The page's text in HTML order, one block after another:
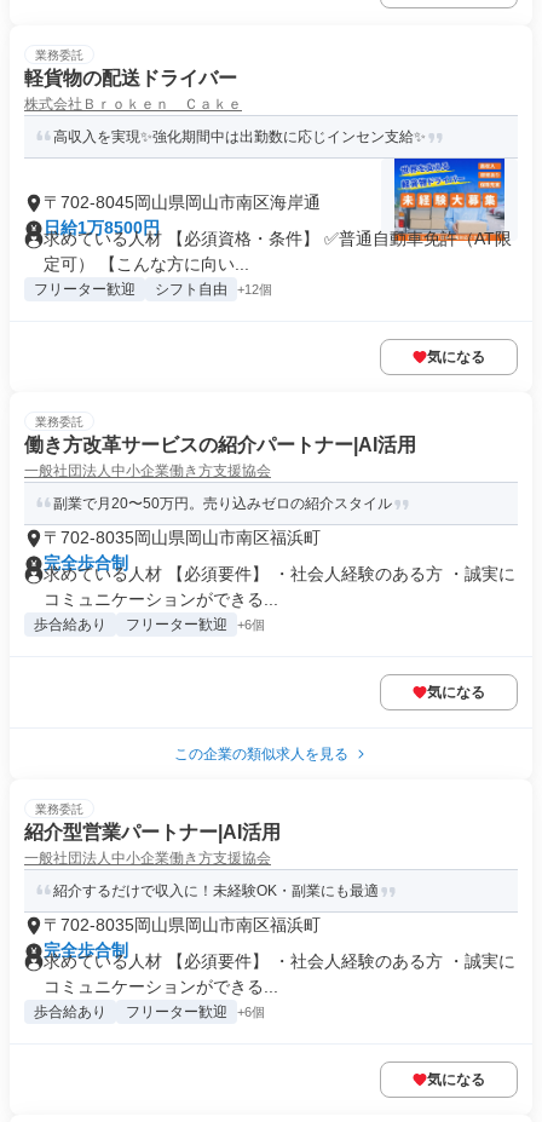
業務委託
軽貨物の配送ドライバー
株式会社Ｂｒｏｋｅｎ Ｃａｋｅ
高収入を実現✨強化期間中は出勤数に応じインセン支給✨
〒702-8045岡山県岡山市南区海岸通
日給1万8500円
求めている人材 【必須資格・条件】 ✅普通自動車免許（AT限
定可） 【こんな方に向い...
フリーター歓迎 シフト自由 +12個
気になる
業務委託
働き方改革サービスの紹介パートナー|AI活用
一般社団法人中小企業働き方支援協会
副業で月20〜50万円。売り込みゼロの紹介スタイル
〒702-8035岡山県岡山市南区福浜町
完全歩合制
求めている人材 【必須要件】 ・社会人経験のある方 ・誠実に
コミュニケーションができる...
歩合給あり フリーター歓迎 +6個
気になる
この企業の類似求人を見る
業務委託
紹介型営業パートナー|AI活用
一般社団法人中小企業働き方支援協会
紹介するだけで収入に！未経験OK・副業にも最適
〒702-8035岡山県岡山市南区福浜町
完全歩合制
求めている人材 【必須要件】 ・社会人経験のある方 ・誠実に
コミュニケーションができる...
歩合給あり フリーター歓迎 +6個
気になる